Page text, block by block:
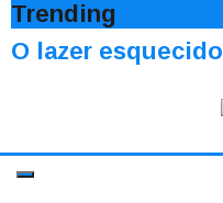
Trending
O lazer esquecido